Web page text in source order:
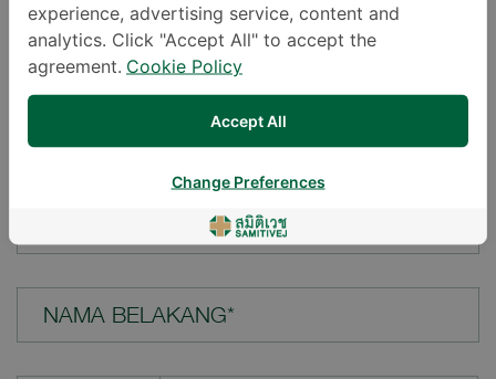
PERTANYAAN ANDA*
NAMA BELAKANG*
experience, advertising service, content and
analytics. Click "Accept All" to accept the
agreement. Cookie Policy
Accept All
Change Preferences